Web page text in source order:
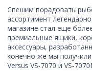
Спешим порадовать
ассортимент
магазине стал еще
премиальные ящики,
аксессуары,
конечно же мы
Versus VS-7070 и VS-